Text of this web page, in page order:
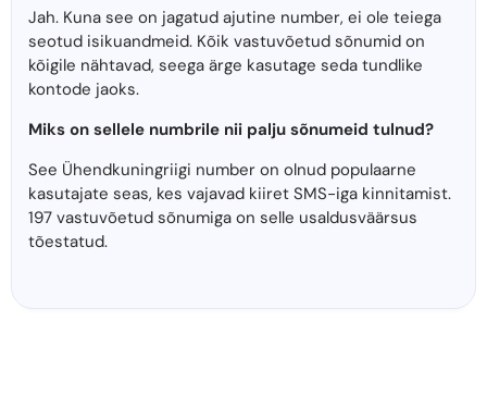
Jah. Kuna see on jagatud ajutine number, ei ole teiega
seotud isikuandmeid. Kõik vastuvõetud sõnumid on
kõigile nähtavad, seega ärge kasutage seda tundlike
kontode jaoks.
Miks on sellele numbrile nii palju sõnumeid tulnud?
See Ühendkuningriigi number on olnud populaarne
kasutajate seas, kes vajavad kiiret SMS-iga kinnitamist.
197 vastuvõetud sõnumiga on selle usaldusväärsus
tõestatud.